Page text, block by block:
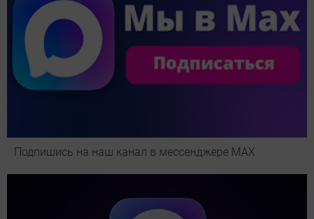
Подпишись на наш канал в мессенджере МАХ